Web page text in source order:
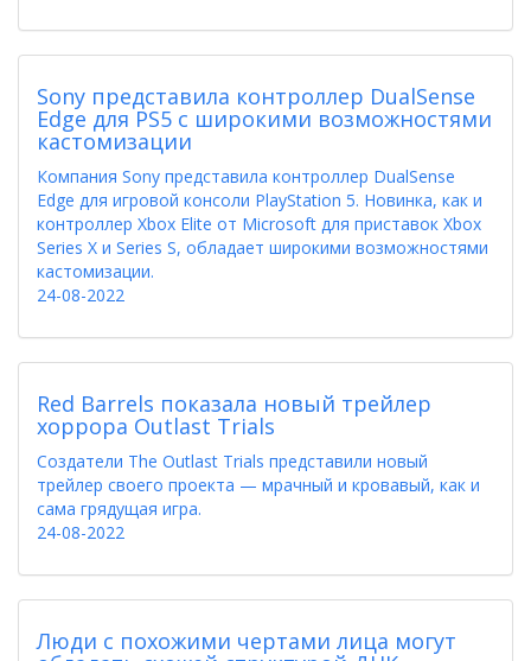
Sony представила контроллер DualSense
Edge для PS5 с широкими возможностями
кастомизации
Компания Sony представила контроллер DualSense
Edge для игровой консоли PlayStation 5. Новинка, как и
контроллер Xbox Elite от Microsoft для приставок Xbox
Series X и Series S, обладает широкими возможностями
кастомизации.
24-08-2022
Red Barrels показала новый трейлер
хоррора Outlast Trials
Создатели The Outlast Trials представили новый
трейлер своего проекта — мрачный и кровавый, как и
сама грядущая игра.
24-08-2022
Люди с похожими чертами лица могут